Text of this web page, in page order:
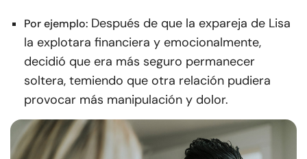
Por ejemplo: Después de que la expareja de Lisa
la explotara financiera y emocionalmente,
decidió que era más seguro permanecer
soltera, temiendo que otra relación pudiera
provocar más manipulación y dolor.